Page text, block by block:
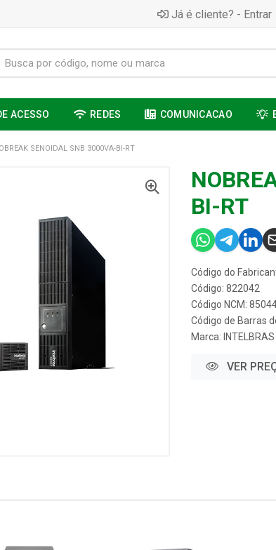
Já é cliente? - Entrar
ACESSO REDES COMUNICACAO
SENOIDAL SNB 3000VA-BI-RT
BI-RT
Código do
Código: 822042
Código NCM:
Código de Barras
Marca: INTELBRAS
VER